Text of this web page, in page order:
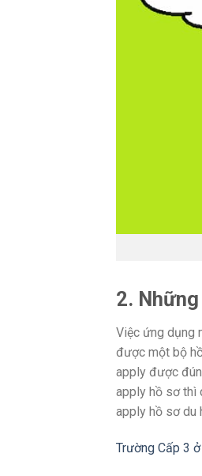
2.
Việc ứng dụng
được một bộ
apply được
apply hồ sơ thì
apply hồ sơ du
Trường Cấp 3